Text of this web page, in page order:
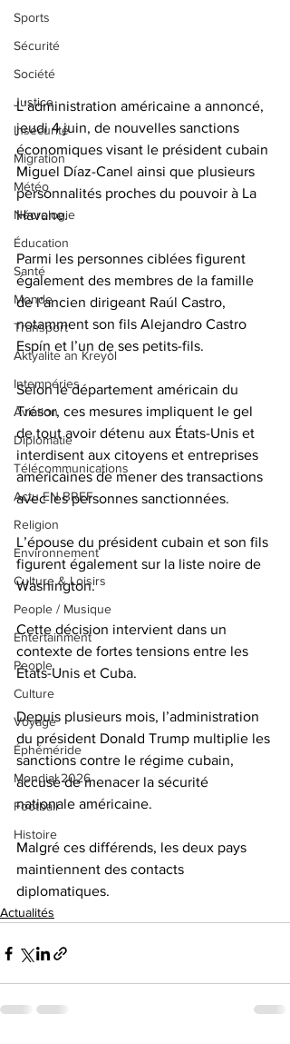
Sports
Sécurité
Société
Justice
Insécurité
Migration
Météo
Nécrologie
Éducation
Santé
Monde
Transport
Aktyalite an Kreyòl
Intempéries
Aviation
Diplomatie
Télécommunications
Actu EN BREF
Religion
Environnement
Culture & Loisirs
People / Musique
Entertainment
People
Culture
Voyage
Éphéméride
Mondial 2026
Football
Histoire
L’administration américaine a annoncé,
jeudi 4 juin, de nouvelles sanctions
économiques visant le président cubain
Miguel Díaz-Canel ainsi que plusieurs
personnalités proches du pouvoir à La
Havane.
Parmi les personnes ciblées figurent
également des membres de la famille
de l’ancien dirigeant Raúl Castro,
notamment son fils Alejandro Castro
Espín et l’un de ses petits-fils.
Selon le département américain du
Trésor, ces mesures impliquent le gel
de tout avoir détenu aux États-Unis et
interdisent aux citoyens et entreprises
américaines de mener des transactions
avec les personnes sanctionnées.
L’épouse du président cubain et son fils
figurent également sur la liste noire de
Washington.
Cette décision intervient dans un
contexte de fortes tensions entre les
États-Unis et Cuba.
Depuis plusieurs mois, l’administration
du président Donald Trump multiplie les
sanctions contre le régime cubain,
accusé de menacer la sécurité
nationale américaine.
Malgré ces différends, les deux pays
maintiennent des contacts
diplomatiques.
Actualités